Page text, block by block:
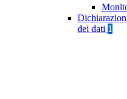
dei dati 1